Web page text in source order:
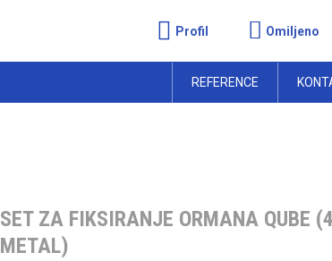
Profil Omiljeno
REFERENCE
SET ZA FIKSIRANJE ORMANA QUBE
METAL)